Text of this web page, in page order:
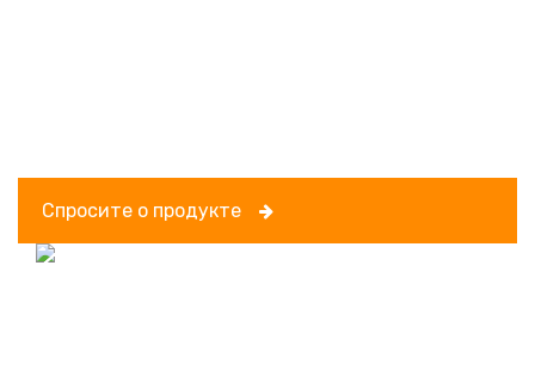
Спросите о продукте